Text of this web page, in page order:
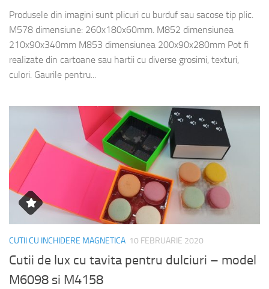
Produsele din imagini sunt plicuri cu burduf sau sacose tip plic.
M578 dimensiune: 260x180x60mm. M852 dimensiunea
210x90x340mm M853 dimensiunea 200x90x280mm Pot fi
realizate din cartoane sau hartii cu diverse grosimi, texturi,
culori. Gaurile pentru...
CUTII CU INCHIDERE MAGNETICA 10 FEBRUARIE 2020
Cutii de lux cu tavita pentru dulciuri – model
M6098 si M4158